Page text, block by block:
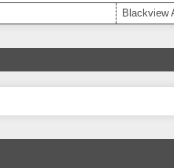
Blackview